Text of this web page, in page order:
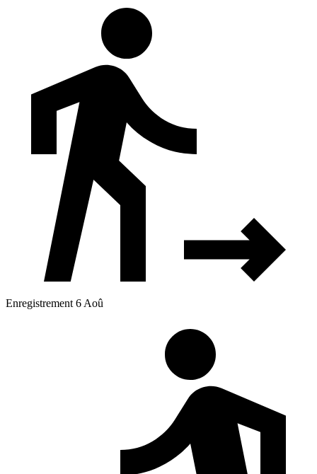
Enregistrement 6 Aoû